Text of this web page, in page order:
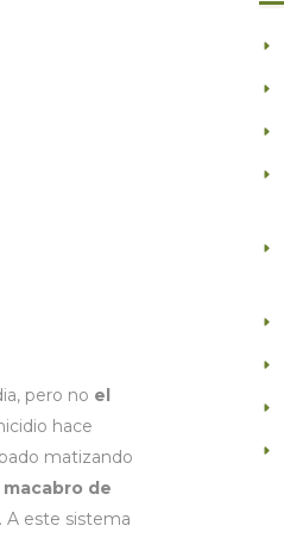
pero no el
hace
matizando
de
A este sistema